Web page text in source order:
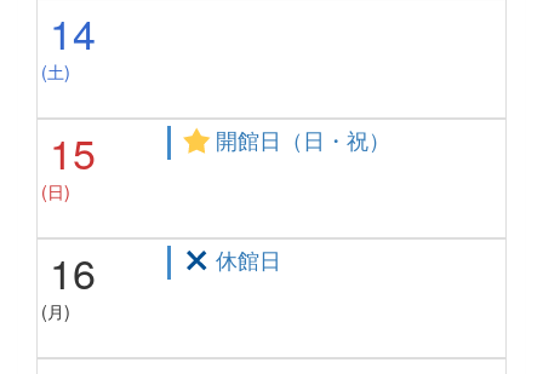
14
(土)
15
(日)
開館日（日・祝）
16
(月)
休館日